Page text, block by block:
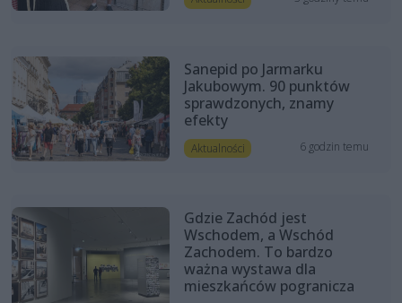
Sanepid po Jarmarku
Jakubowym. 90 punktów
sprawdzonych, znamy
efekty
Aktualności 6 godzin temu
Gdzie Zachód jest
Wschodem, a Wschód
Zachodem. To bardzo
ważna wystawa dla
mieszkańców pogranicza